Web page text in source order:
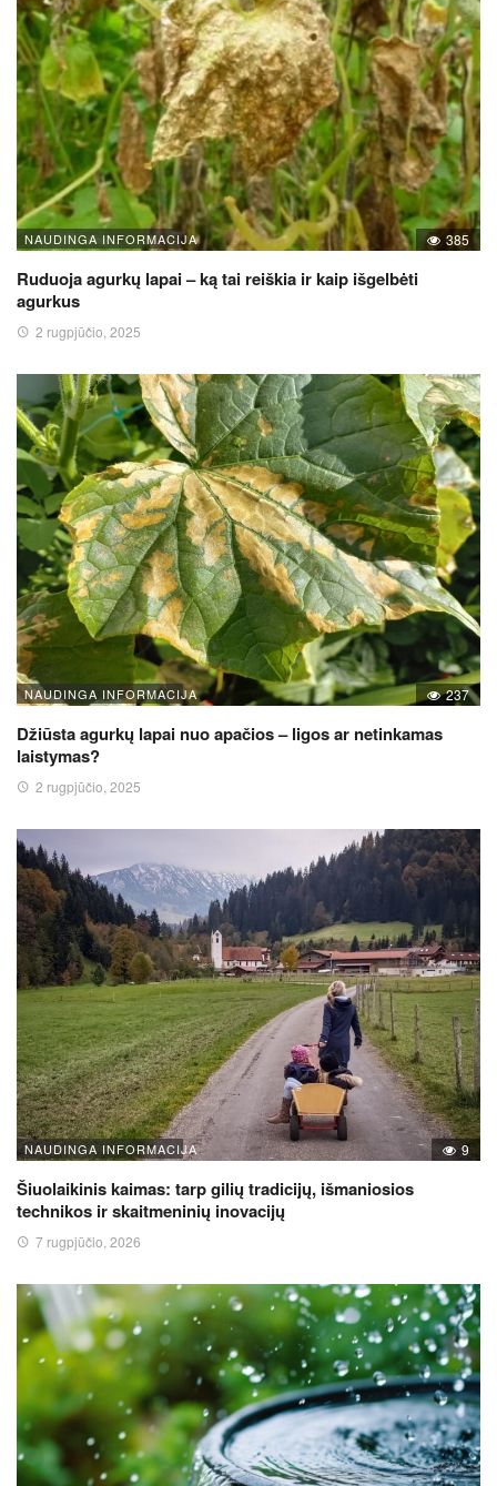
NAUDINGA INFORMACIJA 385
Ruduoja agurkų lapai – ką tai reiškia ir kaip išgelbėti
agurkus
2 rugpjūčio, 2025
NAUDINGA INFORMACIJA 237
Džiūsta agurkų lapai nuo apačios – ligos ar netinkamas
laistymas?
2 rugpjūčio, 2025
NAUDINGA INFORMACIJA 9
Šiuolaikinis kaimas: tarp gilių tradicijų, išmaniosios
technikos ir skaitmeninių inovacijų
7 rugpjūčio, 2026